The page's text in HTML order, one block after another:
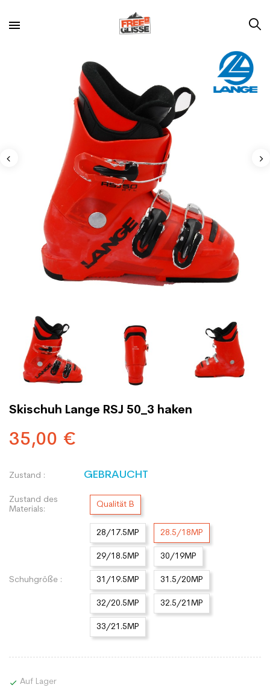
Skischuh Lange RSJ 50_3 haken
35,00 €
Zustand : GEBRAUCHT
Zustand des
Materials:
Qualität B
Schuhgröße :
28/17.5MP 28.5/18MP
29/18.5MP 30/19MP
31/19.5MP 31.5/20MP
32/20.5MP 32.5/21MP
33/21.5MP
 Auf Lager